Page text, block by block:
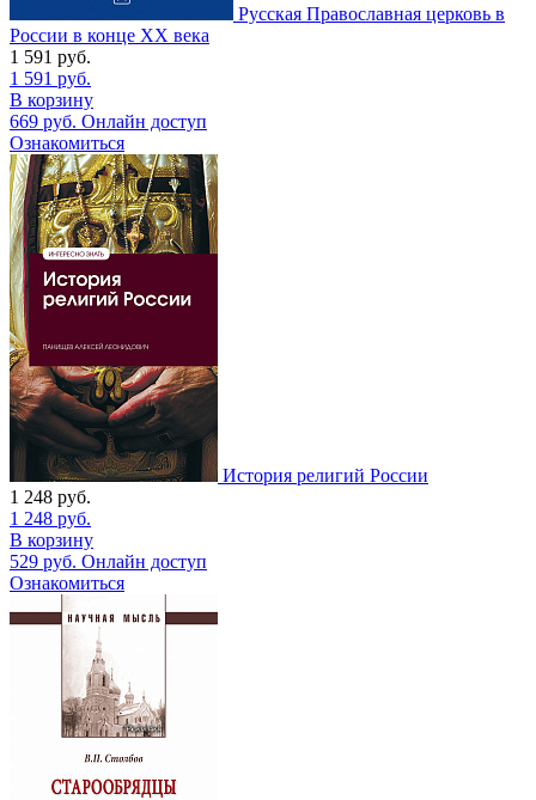
Русская Православная церковь в
России в конце ХХ века
1 591 руб.
1 591 руб.
В корзину
669 руб. Онлайн доступ
Ознакомиться
История религий России
1 248 руб.
1 248 руб.
В корзину
529 руб. Онлайн доступ
Ознакомиться